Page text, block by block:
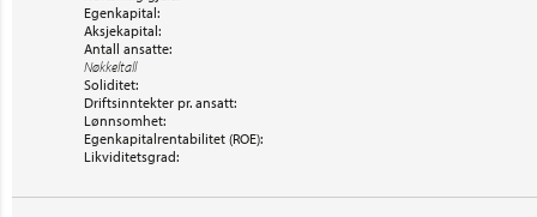
Egenkapital:
Aksjekapital:
Antall ansatte:
Nøkkeltall
Soliditet:
Driftsinntekter pr. ansatt:
Lønnsomhet:
Egenkapitalrentabilitet (ROE):
Likviditetsgrad: